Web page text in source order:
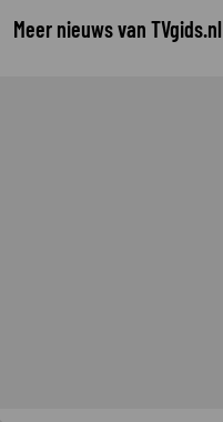
Meer nieuws van TVgids.nl